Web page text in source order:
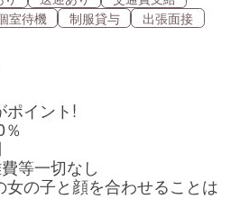
室待機 制服貸与
出張面接
ポイント!
等一切なし
の子と顔を合わせることは